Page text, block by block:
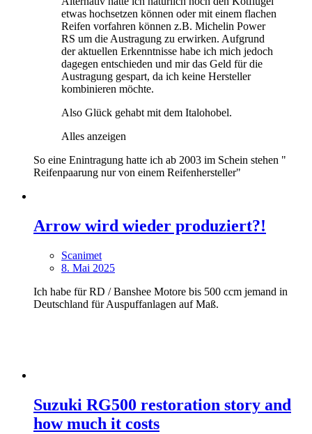
etwas hochsetzen können oder mit einem flachen
Reifen vorfahren können z.B. Michelin Power
RS um die Austragung zu erwirken. Aufgrund
der aktuellen Erkenntnisse habe ich mich jedoch
dagegen entschieden und mir das Geld für die
Austragung gespart, da ich keine Hersteller
kombinieren möchte.
Also Glück gehabt mit dem Italohobel.
Alles anzeigen
So eine Enintragung hatte ich ab 2003 im Schein stehen "
Reifenpaarung nur von einem Reifenhersteller"
Arrow wird wieder produziert?!
Scanimet
8. Mai 2025
Ich habe für RD / Banshee Motore bis 500 ccm jemand in
Deutschland für Auspuffanlagen auf Maß.
Suzuki RG500 restoration story and
how much it costs